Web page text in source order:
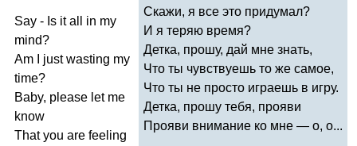
Say - Is it all in my
mind?
Am
just wasting my
time?
Baby, please let me
know
That you are feeling
Скажи, я все это придумал?
И я теряю время?
Детка, прошу, дай мне знать,
Что ты чувствуешь то же самое,
Что ты не просто играешь в игру.
Детка, прошу тебя, прояви
Прояви внимание ко мне — о, о...